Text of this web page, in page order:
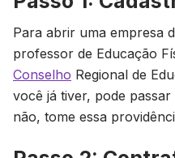
Para abrir uma empresa
professor de Educação
Conselho Regional de
você já tiver, pode
não, tome essa